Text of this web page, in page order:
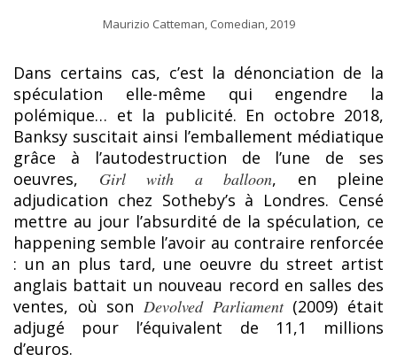
Maurizio Catteman, Comedian, 2019
Dans certains cas, c’est la dénonciation de la
spéculation elle-même qui engendre la
polémique… et la publicité. En octobre 2018,
Banksy suscitait ainsi l’emballement médiatique
grâce à l’autodestruction de l’une de ses
oeuvres, Girl with a balloon, en pleine
adjudication chez Sotheby’s à Londres. Censé
mettre au jour l’absurdité de la spéculation, ce
happening semble l’avoir au contraire renforcée
: un an plus tard, une oeuvre du street artist
anglais battait un nouveau record en salles des
ventes, où son Devolved Parliament(2009) était
adjugé pour l’équivalent de 11,1 millions
d’euros.